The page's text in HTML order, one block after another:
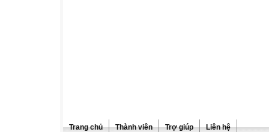
Trang chủ Thành viên Trợ giúp Liên hệ